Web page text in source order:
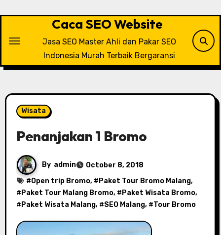
Caca SEO Website
Jasa SEO Master Ahli dan Pakar SEO
Indonesia Murah Terbaik Bergaransi
Wisata
Penanjakan 1 Bromo
By admin
October 8, 2018
#Open trip Bromo, # Paket Tour Bromo Malang,
# Paket Tour Malang Bromo, # Paket Wisata Bromo,
# Paket Wisata Malang, #SEO Malang, #Tour Bromo